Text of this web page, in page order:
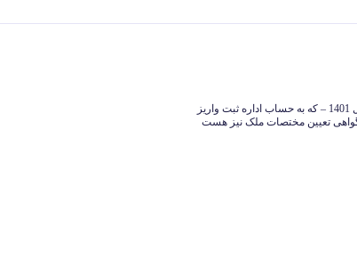
منظور از هزینه ثبت نام ماده 147 صرفا مبلغ 90 هزار تومان – تعرفه سال 1401 – که به حساب اداره ثبت واریز
نقشه یو تی ام و گواهی تعیین مختصات ملک نیز هست